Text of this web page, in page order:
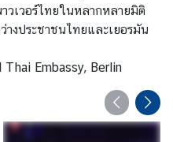
เวอร์ไทยในหลากหลายมิติ
งประชาชนไทยและเยอรมัน
Thai Embassy, Berlin